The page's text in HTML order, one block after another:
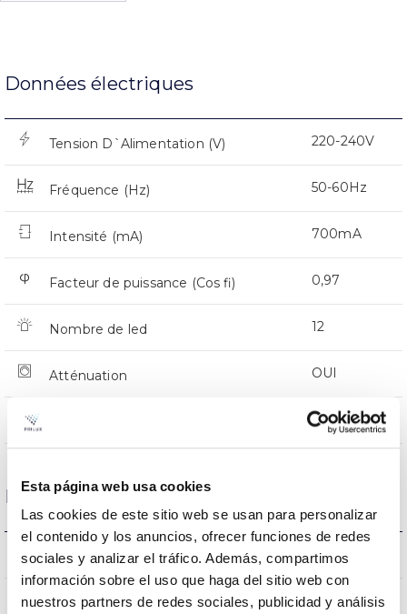
Esta página web usa cookies
Las cookies de este sitio web se usan para personalizar
el contenido y los anuncios, ofrecer funciones de redes
sociales y analizar el tráfico. Además, compartimos
información sobre el uso que haga del sitio web con
nuestros partners de redes sociales, publicidad y análisis
Données électriques
Tension D`Alimentation (V) 220-240V
Fréquence (Hz) 50-60Hz
Intensité (mA) 700mA
Facteur de puissance (Cos fi) 0,97
Nombre de led 12
Atténuation OUI
CMR
Dimensions et montage
Dimensions 318 a 408x116mm
Empalmable NON